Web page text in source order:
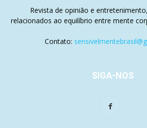
Revista de opinião e
relacionados ao equilíbrio entre mente
Contato:
SIGA-NOS